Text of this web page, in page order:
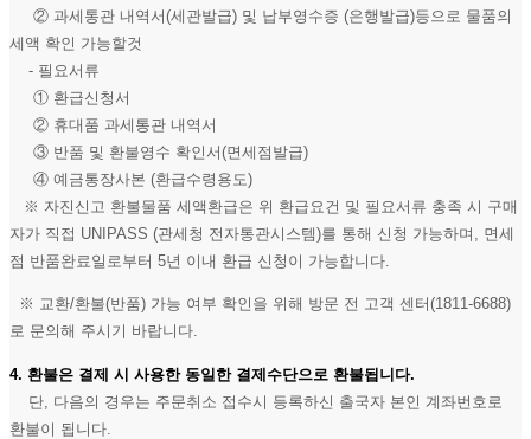
② 과세통관 내역서(세관발급) 및 납부영수증 (은행발급)등으로 물품의
세액 확인 가능할것
- 필요서류
① 환급신청서
② 휴대품 과세통관 내역서
③ 반품 및 환불영수 확인서(면세점발급)
④ 예금통장사본 (환급수령용도)
※ 자진신고 환불물품 세액환급은 위 환급요건 및 필요서류 충족 시 구매
자가 직접 UNIPASS (관세청 전자통관시스템)를 통해 신청 가능하며, 면세
점 반품완료일로부터 5년 이내 환급 신청이 가능합니다.
※ 교환/환불(반품) 가능 여부 확인을 위해 방문 전 고객 센터(1811-6688)
로 문의해 주시기 바랍니다.
4. 환불은 결제 시 사용한 동일한 결제수단으로 환불됩니다.
단, 다음의 경우는 주문취소 접수시 등록하신 출국자 본인 계좌번호로
환불이 됩니다.